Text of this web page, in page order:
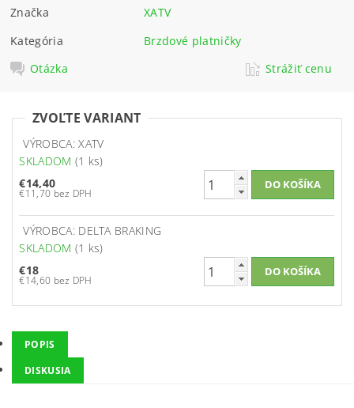
Značka
XATV
Kategória
Brzdové platničky
Otázka
Strážiť cenu
ZVOĽTE VARIANT
VÝROBCA: XATV
SKLADOM (1 ks)
€14,40
€11,70 bez DPH
VÝROBCA: DELTA BRAKING
SKLADOM (1 ks)
€18
€14,60 bez DPH
POPIS
DISKUSIA